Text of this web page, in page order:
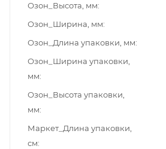
Озон_Высота, мм
Озон_Ширина, мм
Озон_Длина упаковки, мм
Озон_Ширина упаковки,
мм
Озон_Высота упаковки,
мм
Маркет_Длина упаковки,
см